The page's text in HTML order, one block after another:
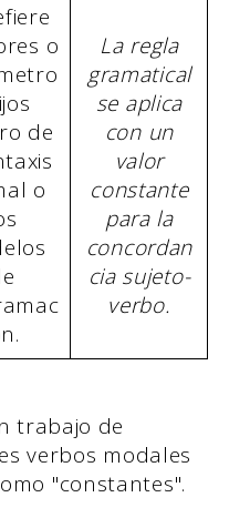
o
de
o
La regla
gramatical
se aplica
con un
valor
constante
para la
concordan
cia sujeto-
verbo.
trabajo de
verbos modales
"constantes".